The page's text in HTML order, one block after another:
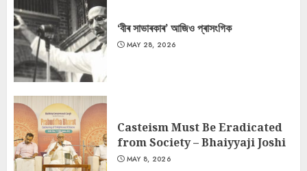
‘বীৰ সাভাৰকাৰ’ আজিও প্ৰাসংগিক
MAY 28, 2026
Casteism Must Be Eradicated
from Society – Bhaiyyaji Joshi
MAY 8, 2026